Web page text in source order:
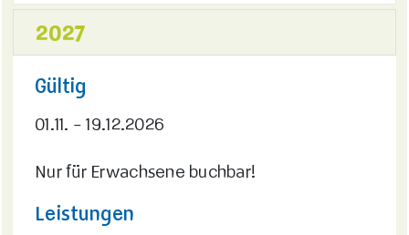
2027
Gültig
01.11. - 19.12.2026
Nur für Erwachsene buchbar!
Leistungen